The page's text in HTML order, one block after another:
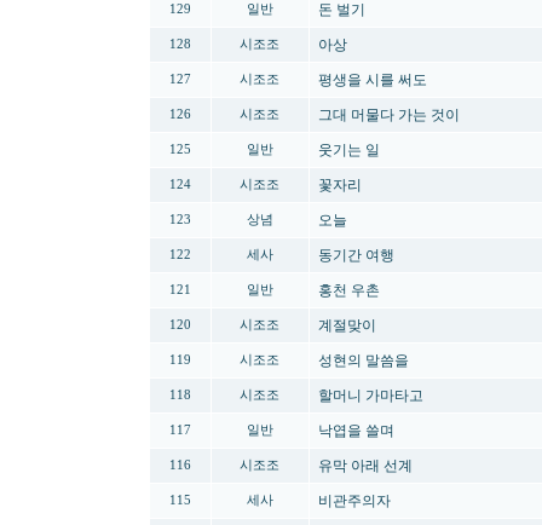
129 일반 돈 벌기
128 시조조 아상
127 시조조 평생을 시를 써도
126 시조조 그대 머물다 가는 것이
125 일반 웃기는 일
124 시조조 꽃자리
123 상념 오늘
122 세사 동기간 여행
121 일반 홍천 우촌
120 시조조 계절맞이
119 시조조 성현의 말씀을
118 시조조 할머니 가마타고
117 일반 낙엽을 쓸며
116 시조조 유막 아래 선계
115 세사 비관주의자